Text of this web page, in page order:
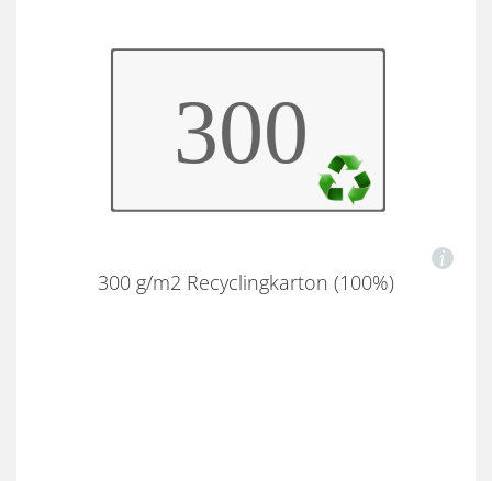
300 g/m2 Recyclingkarton (100%)